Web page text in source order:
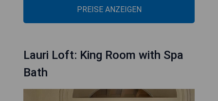
PREISE ANZEIGEN
Lauri Loft: King Room with Spa
Bath